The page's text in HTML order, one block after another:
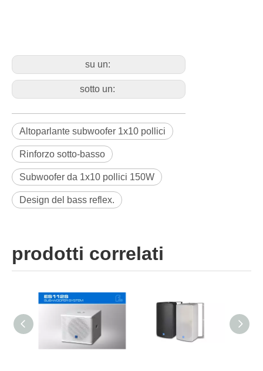
su un:
sotto un:
Altoparlante subwoofer 1x10 pollici
Rinforzo sotto-basso
Subwoofer da 1x10 pollici 150W
Design del bass reflex.
prodotti correlati